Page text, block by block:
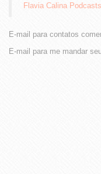
Flavia Calina Podcasts
E-mail para contatos
E-mail para me mandar